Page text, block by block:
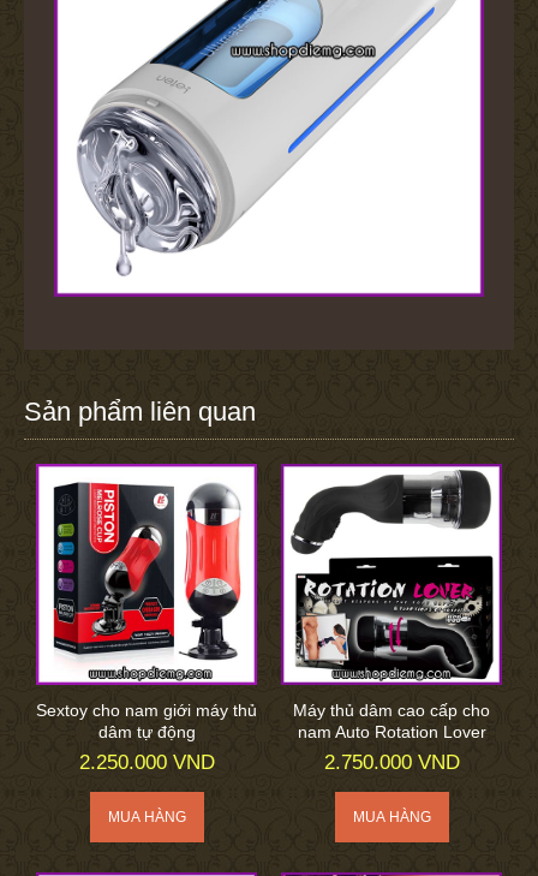
Sản phẩm liên quan
Sextoy cho nam giới máy thủ
dâm tự động
2.250.000 VND
Máy thủ dâm cao cấp cho
nam Auto Rotation Lover
2.750.000 VND